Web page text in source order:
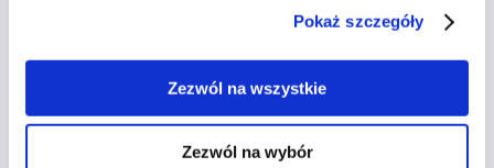
Pokaż szczegóły
Zezwól na wszystkie
Zezwól na wybór
Comiesięczny raport analityczny o stanie obecności
w sieci Twojej firmy.